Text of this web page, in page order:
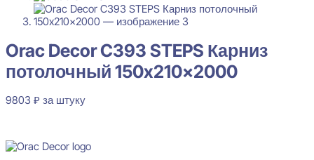
Orac Decor C393 STEPS Карниз
потолочный 150x210x2000
9803 ₽ за штуку